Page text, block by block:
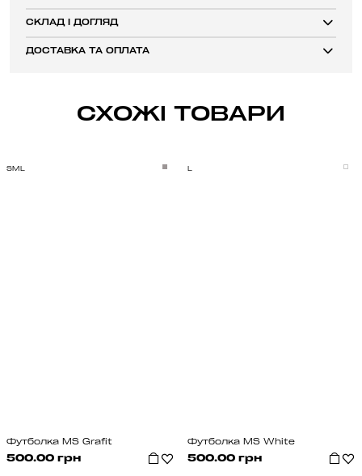
СКЛАД І ДОГЛЯД
ДОСТАВКА ТА ОПЛАТА
СХОЖІ ТОВАРИ
SM L
Футболка MS Grafit
500.00 грн
L
Футболка MS White
500.00 грн